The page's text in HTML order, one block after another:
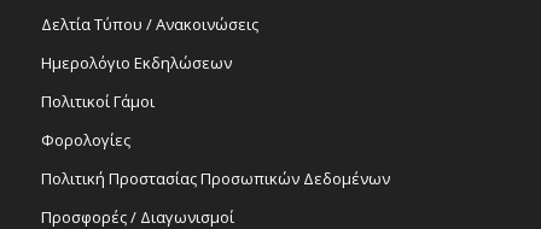
Δελτία Τύπου / Ανακοινώσεις
Ημερολόγιο Εκδηλώσεων
Πολιτικοί Γάμοι
Φορολογίες
Πολιτική Προστασίας Προσωπικών Δεδομένων
Προσφορές / Διαγωνισμοί